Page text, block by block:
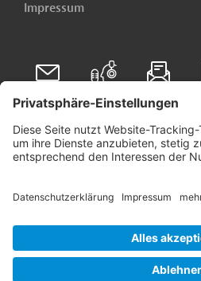
Impressum
Folgen Sie uns auf
Linkedin
© 2026 Germany Trade & Invest